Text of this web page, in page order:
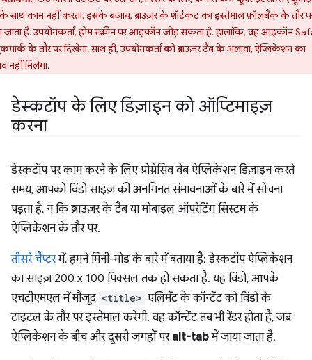
साथ काम नहीं करता. इसके बजाय, ब्राउज़र के शॉर्टकट का इस्तेमाल फ़ॉलबैक के तौर
जाता है. उपयोगकर्ता, होम स्क्रीन पर आइकॉन जोड़ सकता है. हालांकि, वह आइकॉन
के तौर पर दिखेगा. साथ ही, उपयोगकर्ता को ब्राउज़र टैब के अलावा, ऐप्लिकेशन का
नहीं मिलेगा.
डेस्कटॉप के लिए डिज़ाइन को ऑप्टिमाइज़
करना
डेस्कटॉप पर काम करने के लिए प्रोग्रेसिव वेब ऐप्लिकेशन डिज़ाइन करते
समय, आपको विंडो साइज़ की अनगिनत संभावनाओं के बारे में सोचना
पड़ता है, न कि ब्राउज़र के टैब या मोबाइल ऑपरेटिंग सिस्टम के
ऐप्लिकेशन के तौर पर.
तीसरे चैप्टरमें, हमने मिनी-मोड के बारे में बताया है: डेस्कटॉप ऐप्लिकेशन
का साइज़ 200 x 100 पिक्सल तक हो सकता है. यह विंडो, आपके
एचटीएमएल में मौजूद <title> एलिमेंट के कॉन्टेंट को विंडो के
टाइटल के तौर पर इस्तेमाल करेगी. वह कॉन्टेंट तब भी रेंडर होता है, जब
ऐप्लिकेशन के बीच और दूसरी जगहों पर alt-tabमें जाया जाता है.